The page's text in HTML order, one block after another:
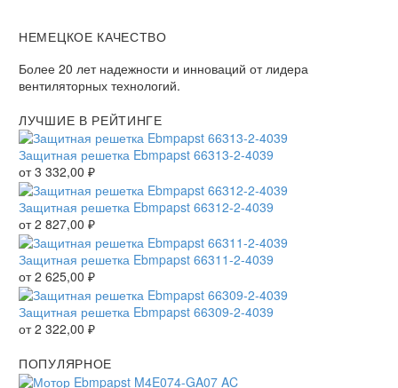
НЕМЕЦКОЕ КАЧЕСТВО
Более 20 лет надежности и инноваций от лидера
вентиляторных технологий.
ЛУЧШИЕ В РЕЙТИНГЕ
Защитная решетка Ebmpapst 66313-2-4039
от3 332,00 ₽
Защитная решетка Ebmpapst 66312-2-4039
от2 827,00 ₽
Защитная решетка Ebmpapst 66311-2-4039
от2 625,00 ₽
Защитная решетка Ebmpapst 66309-2-4039
от2 322,00 ₽
ПОПУЛЯРНОЕ